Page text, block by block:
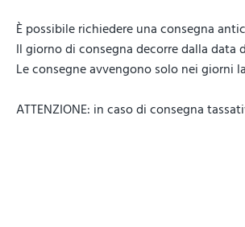
È possibile richiedere una consegna
Il giorno di consegna decorre dalla
Le consegne avvengono solo nei giorni
ATTENZIONE: in caso di consegna